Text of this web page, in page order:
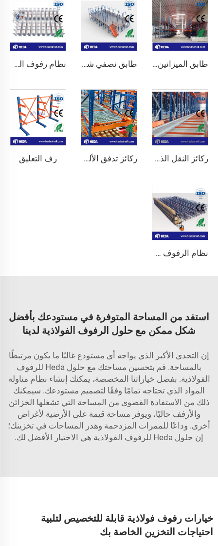
طابق الميزانين الداعم للرفوف طابق نصفي شديد التحمل للمستودعات نظام رفوف الميزانين عالي التحمل
ركائز النقل الذكية ركائز تدفق الألواح البالتيّة رف التعليق
نظام الرفوف ذاتية القيادة
استفد من المساحة المتوفرة في مستودعك بأفضل
شكل ممكن مع حلول الرفوف الفولاذية لدينا
إن التحدي الأكبر الذي يواجه أي مستودع غالبًا ما يكون مرتبطًا
بالمساحة. قم بتحسين مساحتك مع حلول Heda للرفوف
الفولاذية. بفضل خياراتنا المخصصة، يمكنك إنشاء نظام مناولة
المواد الذي تحتاجه تمامًا وفقًا لتصميم مستودعك. سيمكنك
ذلك من الاستفادة القصوى من المساحة التي تشغلها الخزائن
والأرفف حاليًا، ويوفر مساحة قيمة على الأرضية لأغراض
أخرى. وداعًا للممرات المزدحمة وهدر المساحات في تخزينك؛
إن حلول Heda للرفوف الفولاذية هي الاختيار الأفضل لك.
خيارات رفوف فولاذية قابلة للتخصيص لتلبية
احتياجات التخزين الخاصة بك